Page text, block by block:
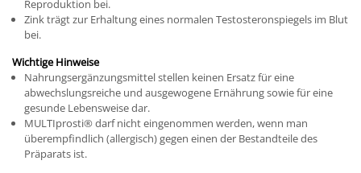
Reproduktion bei.
Zink trägt zur Erhaltung eines normalen Testosteronspiegels im Blut
bei.
Wichtige Hinweise
Nahrungsergänzungsmittel stellen keinen Ersatz für eine
abwechslungsreiche und ausgewogene Ernährung sowie für eine
gesunde Lebensweise dar.
MULTIprosti® darf nicht eingenommen werden, wenn man
überempfindlich (allergisch) gegen einen der Bestandteile des
Präparats ist.